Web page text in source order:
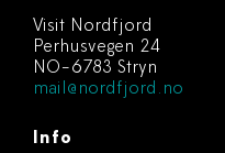
Visit Nordfjord
Perhusvegen 24
NO-6783 Stryn
mail@nordfjord.no
Info